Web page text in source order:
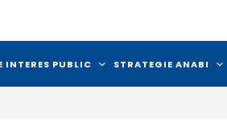
INTERES PUBLIC STRATEGIE ANABI